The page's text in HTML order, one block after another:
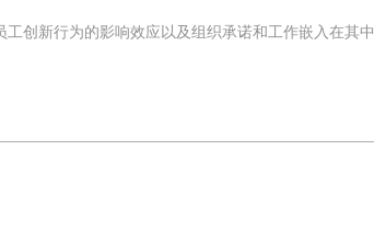
创新行为的影响效应以及组织承诺和工作嵌入在其中